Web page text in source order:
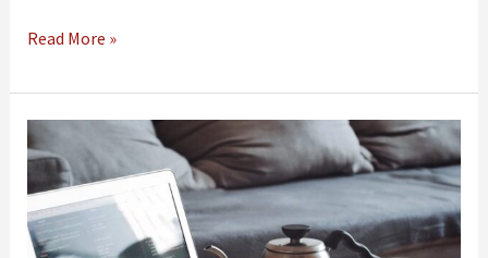
Read More »
Memerlukan
Website
Untuk
Bisnis?
Pilih